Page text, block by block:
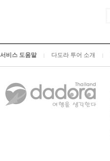
서비스 도움말 다도라 투어 소개